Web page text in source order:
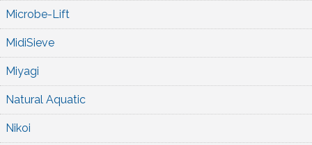
Microbe-Lift
MidiSieve
Miyagi
Natural Aquatic
Nikoi